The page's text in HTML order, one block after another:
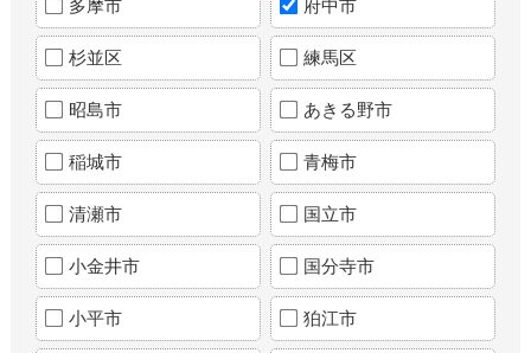
多摩市 府中市
杉並区 練馬区
昭島市 あきる野市
稲城市 青梅市
清瀬市 国立市
小金井市 国分寺市
小平市 狛江市